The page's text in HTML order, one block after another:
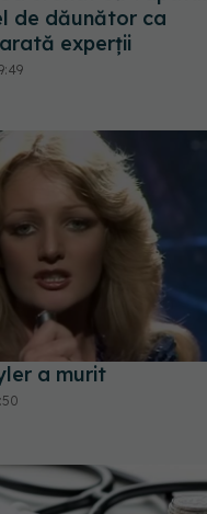
de dăunător ca
experții
a murit